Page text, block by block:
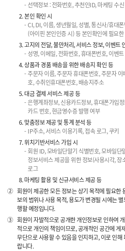
선택정보 : 전화번호, 추천인ID, 마케팅 수
본인 확인 시
CI, DI, 이름, 생년월일, 성별, 통신사/휴대
(아이핀 본인인증 시) 등 본인확인에 필요
고지의 전달, 불만처리, 서비스 정보, 이벤트
성명, 이메일, 전화번호, 휴대폰번호, 이벤
상품과 경품 배송을 위한 배송지 확인 등
주문자 이름, 주문자 휴대폰번호, 주문자
호, 수취인휴대폰번호, 배송지주소
대금 결제 서비스 제공 등
은행계좌정보, 신용카드정보, 휴대폰가입
카드 번호, 현금영수증 발행 여부
맞춤정보 제공 및 통계 분석 등
IP주소, 서비스 이용기록, 접속 로그, 쿠키
위치기반서비스 가입 시
회원 ID, 모바일단말기 식별번호, 모바일단
정보서비스 제공을 위한 정보(사용시각,
로그
마케팅 활용 및 신규서비스 제공 등
② 회원이 제공한 모든 정보는 상기 목적에 필요한
보의 범위나 사용 목적, 용도가 변경될 시에는
행할 예정입니다.
③ 회원이 자발적으로 공개한 개인정보로 인하여
적으로 개인의 책임이므로, 공개적인 공간에 게
무단으로 사용할 수 있음을 인지하고, 이로 인
랍니다.